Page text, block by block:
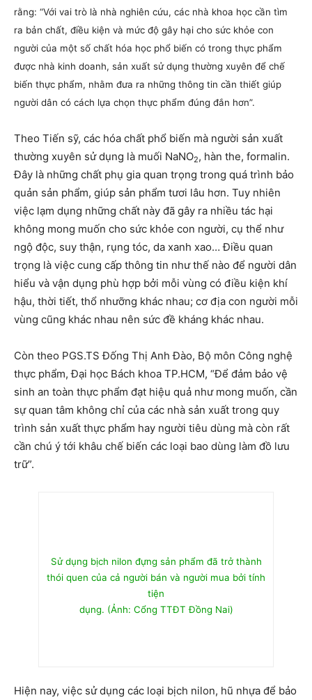
rằng: “Với vai trò là nhà nghiên cứu, các nhà khoa học cần tìm
ra bản chất, điều kiện và mức độ gây hại cho sức khỏe con
người của một số chất hóa học phổ biến có trong thực phẩm
được nhà kinh doanh, sản xuất sử dụng thường xuyên để chế
biến thực phẩm, nhằm đưa ra những thông tin cần thiết giúp
người dân có cách lựa chọn thực phẩm đúng đắn hơn”.
Theo Tiến sỹ, các hóa chất phổ biến mà người sản xuất
thường xuyên sử dụng là muối NaNO2, hàn the, formalin.
Đây là những chất phụ gia quan trọng trong quá trình bảo
quản sản phẩm, giúp sản phẩm tươi lâu hơn. Tuy nhiên
việc lạm dụng những chất này đã gây ra nhiều tác hại
không mong muốn cho sức khỏe con người, cụ thể như
ngộ độc, suy thận, rụng tóc, da xanh xao… Điều quan
trọng là việc cung cấp thông tin như thế nào để người dân
hiểu và vận dụng phù hợp bởi mỗi vùng có điều kiện khí
hậu, thời tiết, thổ nhưỡng khác nhau; cơ địa con người mỗi
vùng cũng khác nhau nên sức đề kháng khác nhau.
Còn theo PGS.TS Đống Thị Anh Đào, Bộ môn Công nghệ
thực phẩm, Đại học Bách khoa TP.HCM, “Để đảm bảo vệ
sinh an toàn thực phẩm đạt hiệu quả như mong muốn, cần
sự quan tâm không chỉ của các nhà sản xuất trong quy
trình sản xuất thực phẩm hay người tiêu dùng mà còn rất
cần chú ý tới khâu chế biến các loại bao dùng làm đồ lưu
trữ”.
Sử dụng bịch nilon đựng sản phẩm đã trở thành
thói quen của cả người bán và người mua bởi tính
tiện
dụng. (Ảnh: Cổng TTĐT Đồng Nai)
Hiện nay, việc sử dụng các loại bịch nilon, hũ nhựa để bảo